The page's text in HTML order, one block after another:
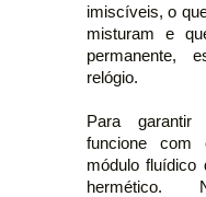
imiscíveis, o
misturam e
permanente,
relógio.
Para
funcione com
módulo fluídico